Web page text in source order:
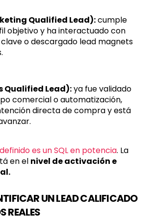
Qualified Lead):cumple
objetivo y ha interactuado con
o descargado lead magnets
Qualified Lead):ya fue validado
comercial o automatización,
directa de compra y está
es un SQL en potencia. La
en el nivel de activación e
UN LEAD CALIFICADO
REALES